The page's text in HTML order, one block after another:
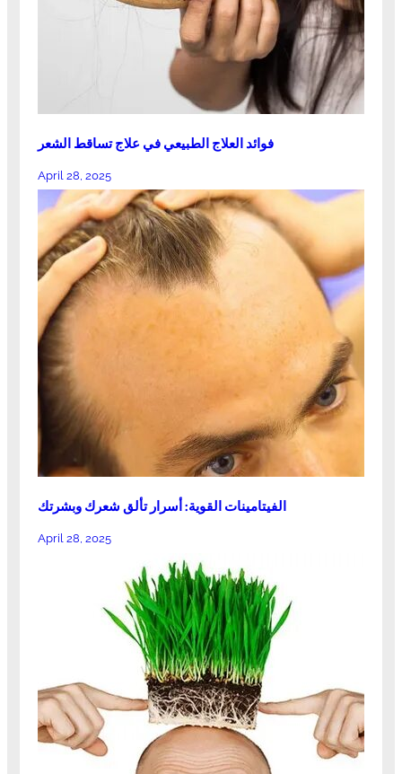
فوائد العلاج الطبيعي في علاج تساقط الشعر
April 28, 2025
الفيتامينات القوية: أسرار تألق شعرك وبشرتك
April 28, 2025